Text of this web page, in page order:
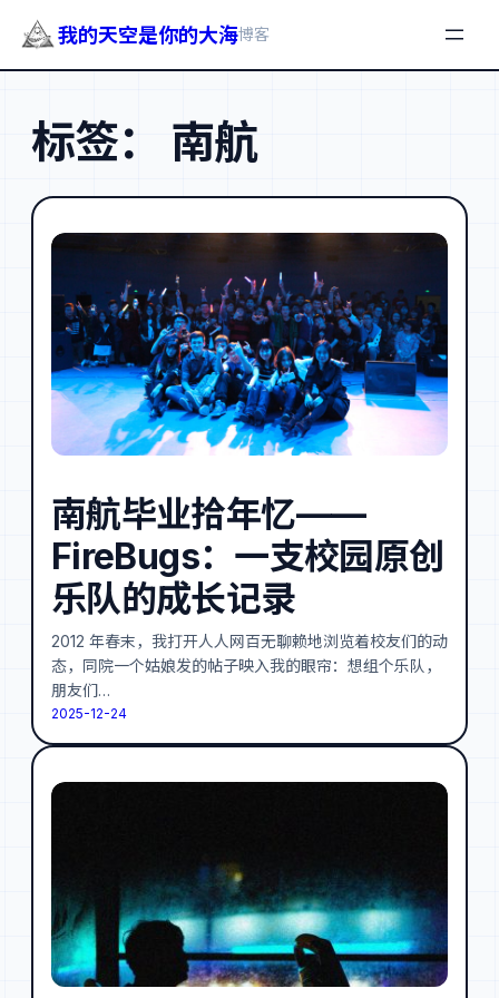
我的天空是你的大海博客
标签： 南航
南航毕业拾年忆——
FireBugs：一支校园原创
乐队的成长记录
2012 年春末，我打开人人网百无聊赖地浏览着校友们的动
态，同院一个姑娘发的帖子映入我的眼帘：想组个乐队，
朋友们…
2025-12-24